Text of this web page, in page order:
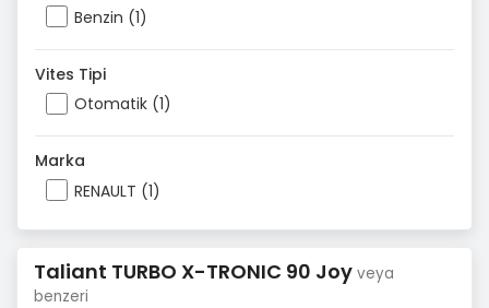
Benzin (1)
Vites Tipi
Otomatik (1)
Marka
RENAULT (1)
Taliant TURBO X-TRONIC 90 Joy veya
benzeri